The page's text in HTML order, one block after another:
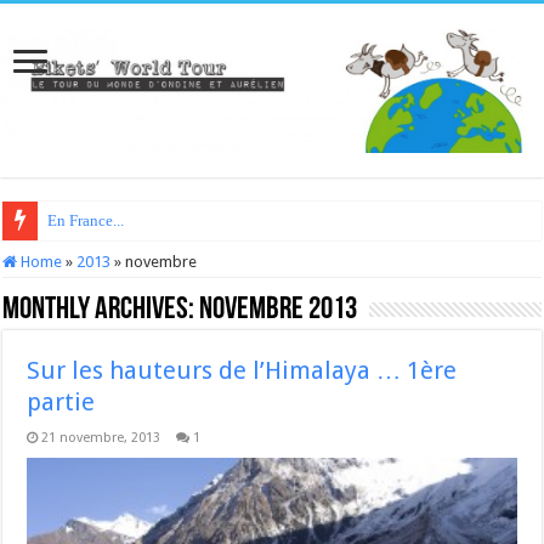
En France...
Home » 2013 » novembre
Monthly Archives: novembre 2013
Sur les hauteurs de l’Himalaya … 1ère
partie
21 novembre, 2013 1